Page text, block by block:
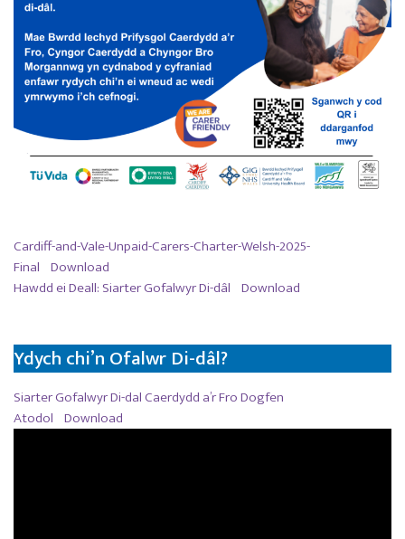
Cardiff-and-Vale-Unpaid-Carers-Charter-Welsh-2025-
Final Download
Hawdd ei Deall: Siarter Gofalwyr Di-dâl Download
Ydych chi’n Ofalwr Di-dâl?
Siarter Gofalwyr Di-dal Caerdydd a’r Fro Dogfen
Atodol Download